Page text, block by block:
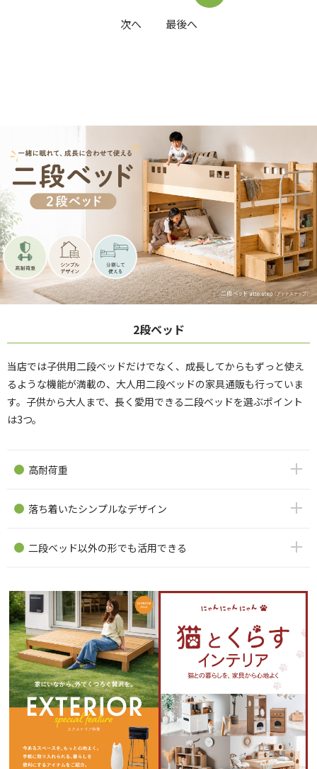
次へ 最後へ
2段ベッド
当店では子供用二段ベッドだけでなく、成長してからもずっと使え
るような機能が満載の、大人用二段ベッドの家具通販も行っていま
す。子供から大人まで、長く愛用できる二段ベッドを選ぶポイント
は3つ。
高耐荷重
落ち着いたシンプルなデザイン
二段ベッド以外の形でも活用できる